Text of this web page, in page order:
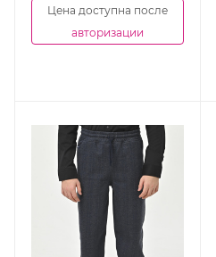
Цена доступна после
авторизации